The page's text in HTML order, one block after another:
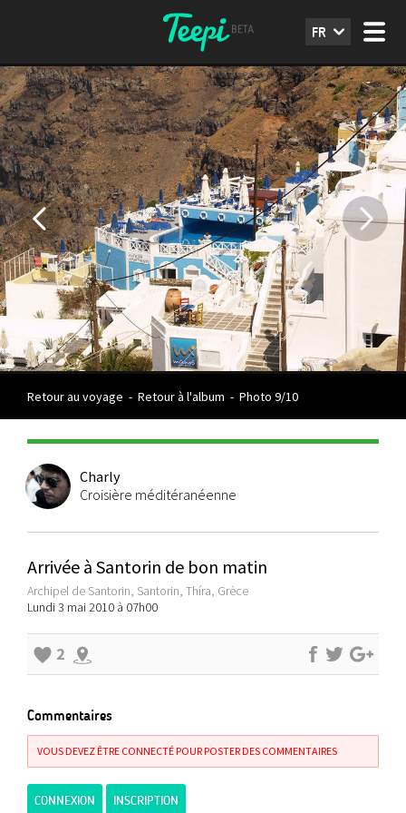
FR
Retour au voyage - Retour à l'album - Photo 9/10
Charly
Croisière méditéranéenne
Arrivée à Santorin de bon matin
Archipel de Santorin, Santorin, Thíra, Grèce
Lundi 3 mai 2010 à 07h00
2
Commentaires
VOUS DEVEZ ÊTRE CONNECTÉ POUR POSTER DES COMMENTAIRES
CONNEXION INSCRIPTION